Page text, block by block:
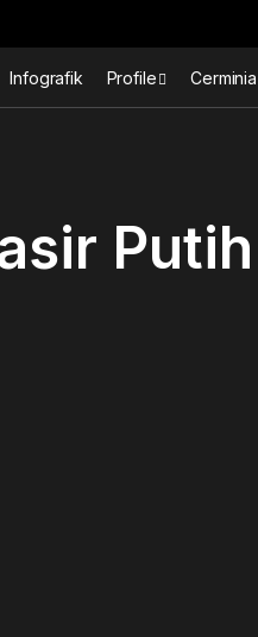
Infografik Profile Cerminia
Putih